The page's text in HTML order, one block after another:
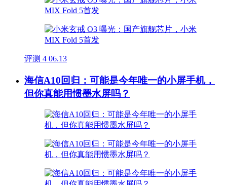
评测 4 06.13
海信A10回归：可能是今年唯一的小屏手机，
但你真能用惯墨水屏吗？